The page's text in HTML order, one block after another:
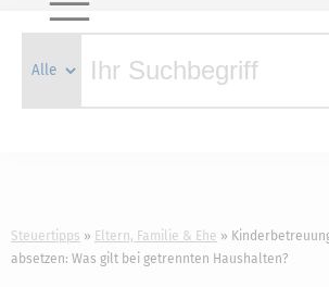
Steuertipps Eltern, Familie & Ehe
absetzen: Was gilt bei getrennten Haushalten?